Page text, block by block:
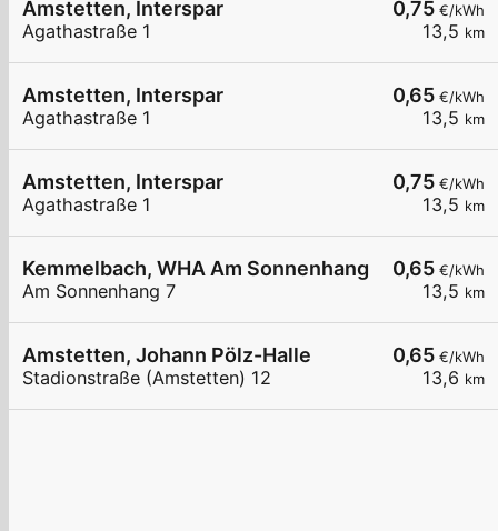
0,75 €/kWh
13,5 km
Amstetten, Interspar
Agathastraße 1
0,65 €/kWh
13,5 km
Amstetten, Interspar
Agathastraße 1
0,75 €/kWh
13,5 km
Amstetten, Interspar
Agathastraße 1
0,65 €/kWh
13,5 km
Kemmelbach, WHA Am Sonnenhang
Am Sonnenhang 7
0,65 €/kWh
13,6 km
Amstetten, Johann Pölz-Halle
Stadionstraße (Amstetten) 12